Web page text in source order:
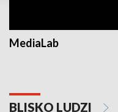
MediaLab
BLISKO LUDZI